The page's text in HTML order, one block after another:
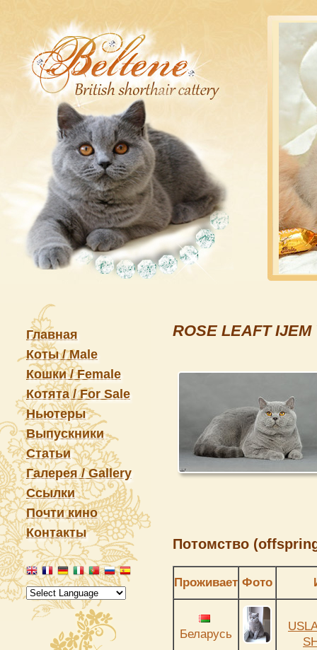
Главная
Коты / Male
Кошки / Female
Котята / For Sale
Ньютеры
Выпускники
Статьи
Галерея / Gallery
Ссылки
Почти кино
Контакты
ROSE LEAFT IJEM
Потомство
Проживает Фото
Беларусь